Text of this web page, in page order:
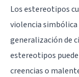
Los estereotipos
violencia
generalización de
estereotipos
creencias o